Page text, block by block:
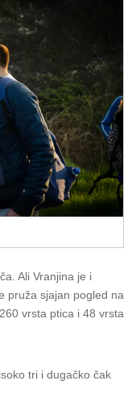
Ali Vranjina je i
pruža sjajan pogled na
vrsta ptica i 48 vrsta
tri i dugačko čak